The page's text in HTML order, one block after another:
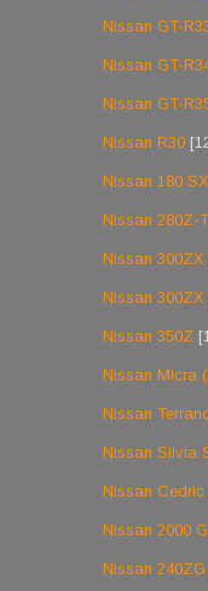
Nissan GT-
Nissan GT-
Nissan GT-
Nissan R30
Nissan 180 SX
Nissan 280Z-T
Nissan 300ZX
Nissan 300ZX
Nissan 350Z
Nissan Micra
Nissan
Nissan Silvia
Nissan Cedric
Nissan 2000
Nissan 240ZG